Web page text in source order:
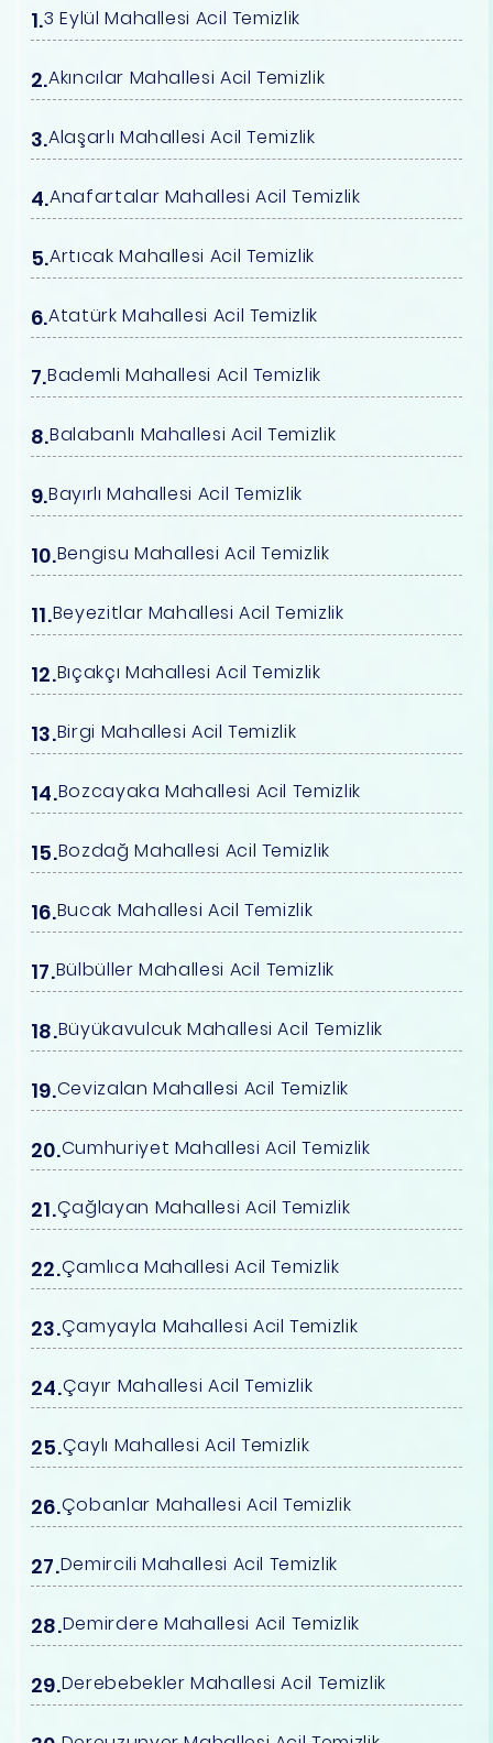
3 Eylül Mahallesi Acil Temizlik
Akıncılar Mahallesi Acil Temizlik
Alaşarlı Mahallesi Acil Temizlik
Anafartalar Mahallesi Acil Temizlik
Artıcak Mahallesi Acil Temizlik
Atatürk Mahallesi Acil Temizlik
Bademli Mahallesi Acil Temizlik
Balabanlı Mahallesi Acil Temizlik
Bayırlı Mahallesi Acil Temizlik
Bengisu Mahallesi Acil Temizlik
Beyezitlar Mahallesi Acil Temizlik
Bıçakçı Mahallesi Acil Temizlik
Birgi Mahallesi Acil Temizlik
Bozcayaka Mahallesi Acil Temizlik
Bozdağ Mahallesi Acil Temizlik
Bucak Mahallesi Acil Temizlik
Bülbüller Mahallesi Acil Temizlik
Büyükavulcuk Mahallesi Acil Temizlik
Cevizalan Mahallesi Acil Temizlik
Cumhuriyet Mahallesi Acil Temizlik
Çağlayan Mahallesi Acil Temizlik
Çamlıca Mahallesi Acil Temizlik
Çamyayla Mahallesi Acil Temizlik
Çayır Mahallesi Acil Temizlik
Çaylı Mahallesi Acil Temizlik
Çobanlar Mahallesi Acil Temizlik
Demircili Mahallesi Acil Temizlik
Demirdere Mahallesi Acil Temizlik
Derebebekler Mahallesi Acil Temizlik